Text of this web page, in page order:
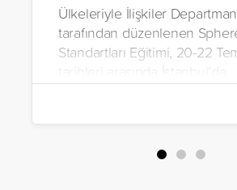
Ülkeleriyle İlişkiler
tarafından düzenlenen
Standartları Eğitimi, 20-22
gerçekleştirildi.